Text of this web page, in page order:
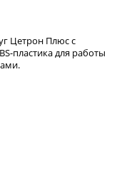
Цетрон Плюс с
пластика для работы